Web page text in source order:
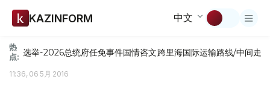
KAZINFORM 中文
热
点: 选举-2026总统府任免事件国情咨文跨里海国际运输路线/中间走廊
11:36, 06 5月 2016